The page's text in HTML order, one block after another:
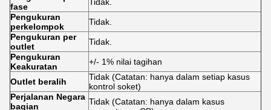
fase
Pengukuran
perkelompok
Tidak.
Pengukuran per
outlet
Tidak.
Pengukuran
Keakuratan
+/- 1% nilai tagihan
Outlet beralih
Tidak (Catatan: hanya dalam setiap kasus
kontrol soket)
Perjalanan Negara
bagian
Tidak (Catatan: hanya dalam kasus